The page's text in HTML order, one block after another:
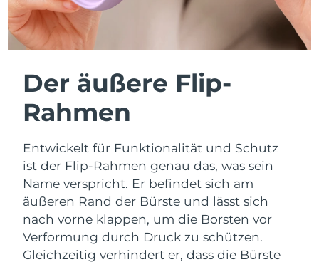
Der äußere Flip-
Rahmen
Entwickelt für Funktionalität und Schutz
ist der Flip-Rahmen genau das, was sein
Name verspricht. Er befindet sich am
äußeren Rand der Bürste und lässt sich
nach vorne klappen, um die Borsten vor
Verformung durch Druck zu schützen.
Gleichzeitig verhindert er, dass die Bürste